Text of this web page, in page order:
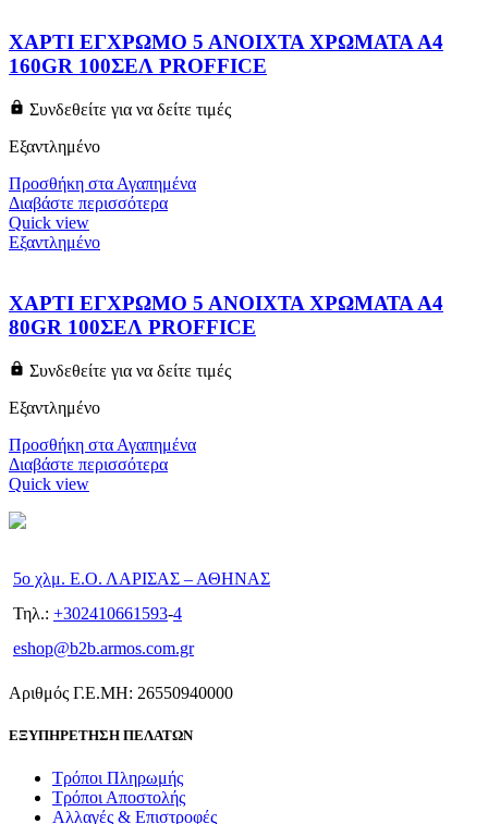
ΧΑΡΤΙ ΕΓΧΡΩΜΟ 5 ΑΝΟΙΧΤΑ ΧΡΩΜΑΤΑ Α4
160GR 100ΣΕΛ PROFFICE
Συνδεθείτε για να δείτε τιμές
Εξαντλημένο
Προσθήκη στα Αγαπημένα
Διαβάστε περισσότερα
Quick view
Εξαντλημένο
ΧΑΡΤΙ ΕΓΧΡΩΜΟ 5 ΑΝΟΙΧΤΑ ΧΡΩΜΑΤΑ Α4
80GR 100ΣΕΛ PROFFICE
Συνδεθείτε για να δείτε τιμές
Εξαντλημένο
Προσθήκη στα Αγαπημένα
Διαβάστε περισσότερα
Quick view
5ο χλμ. Ε.Ο. ΛΑΡΙΣΑΣ – ΑΘΗΝΑΣ
Τηλ.: +302410661593-4
eshop@b2b.armos.com.gr
Αριθμός Γ.Ε.ΜΗ: 26550940000
ΕΞΥΠΗΡΕΤΗΣΗ ΠΕΛΑΤΩΝ
Τρόποι Πληρωμής
Τρόποι Αποστολής
Αλλαγές & Επιστροφές